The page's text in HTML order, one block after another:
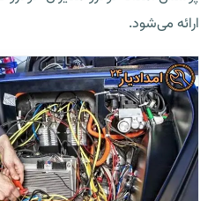
ارائه می‌شود.